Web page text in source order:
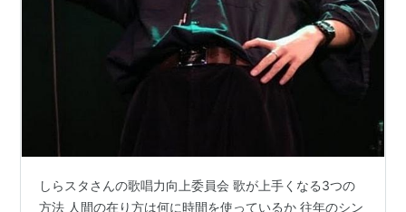
しらスタさんの歌唱力向上委員会 歌が上手くなる3つの
方法 人間の在り方は何に時間を使っているか 往年のシン